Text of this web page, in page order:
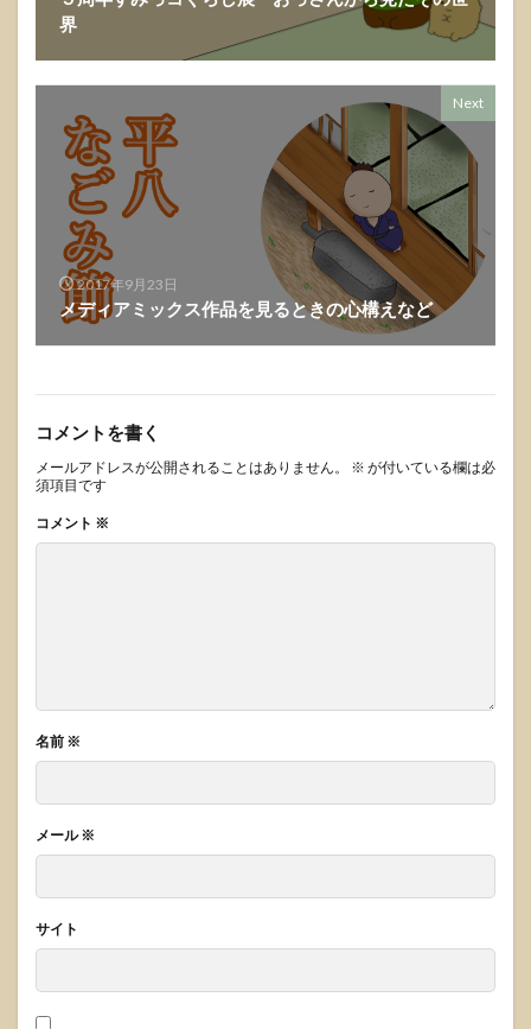
界
Next
2017年9月23日
メディアミックス作品を見るときの心構えなど
コメントを書く
メールアドレスが公開されることはありません。 ※ が付いている欄は必
須項目です
コメント ※
名前 ※
メール※
サイト